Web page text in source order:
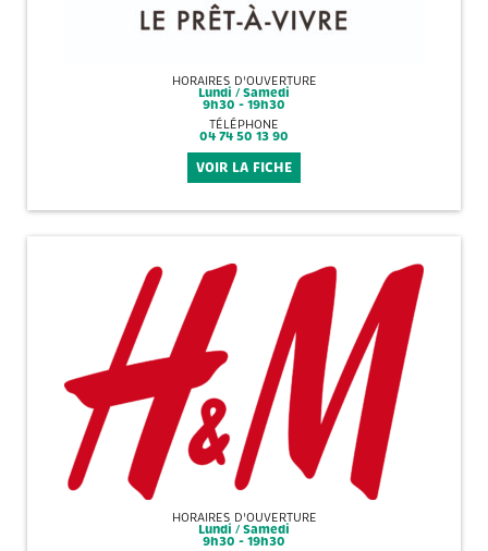
HORAIRES D'OUVERTURE
Lundi / Samedi
9h30 - 19h30
TÉLÉPHONE
04 74 50 13 90
VOIR LA FICHE
HORAIRES D'OUVERTURE
Lundi / Samedi
9h30 - 19h30